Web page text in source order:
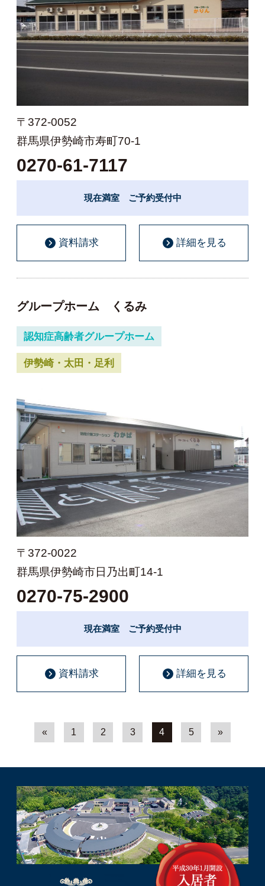
〒372-0052
群馬県伊勢崎市寿町70-1
0270-61-7117
現在満室 ご予約受付中
資料請求 詳細を見る
グループホーム くるみ
認知症高齢者グループホーム
伊勢崎・太田・足利
〒372-0022
群馬県伊勢崎市日乃出町14-1
0270-75-2900
現在満室 ご予約受付中
資料請求 詳細を見る
« 1 2 3 4 5 »